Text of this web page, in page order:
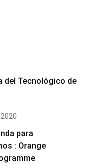
del Tecnológico de
para
: Orange